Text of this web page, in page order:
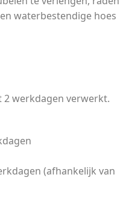
waterbestendige hoes
werkdagen verwerkt.
(afhankelijk van